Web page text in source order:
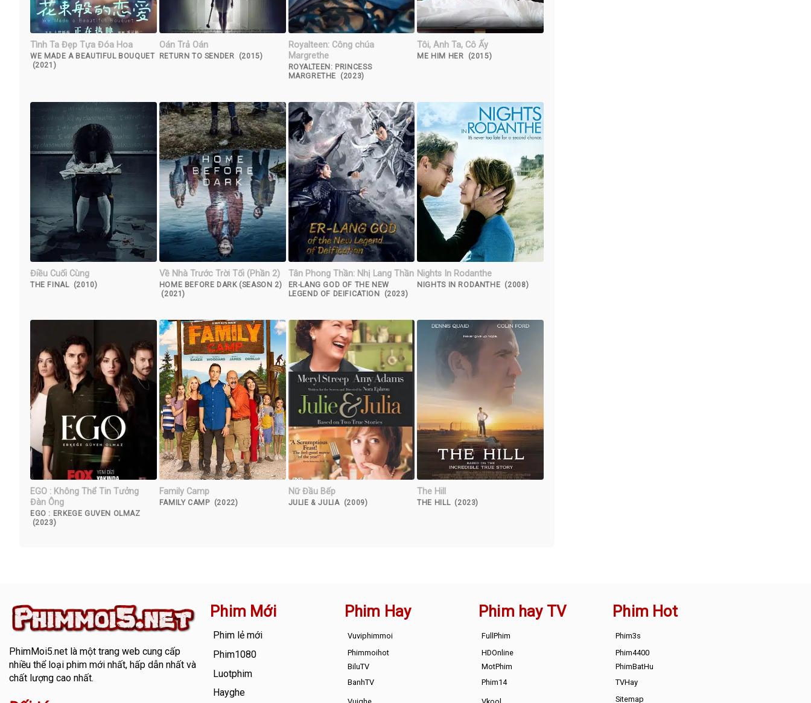
Tình Ta Đẹp Tựa Đóa Hoa
WE MADE A BEAUTIFUL BOUQUET
(2021)
Oán Trả Oán
RETURN TO SENDER (2015)
Royalteen: Công chúa
Margrethe
ROYALTEEN: PRINCESS
MARGRETHE (2023)
Tôi, Anh Ta, Cô Ấy
ME HIM HER (2015)
Điều Cuối Cùng
THE FINAL (2010)
Về Nhà Trước Trời Tối (Phần 2)
HOME BEFORE DARK (SEASON 2)
(2021)
Tân Phong Thần: Nhị Lang Thần
ER-LANG GOD OF THE NEW
LEGEND OF DEIFICATION (2023)
Nights In Rodanthe
NIGHTS IN RODANTHE (2008)
EGO : Không Thể Tin Tưởng
Đàn Ông
EGO : ERKEGE GUVEN OLMAZ
(2023)
Family Camp
FAMILY CAMP (2022)
Nữ Đầu Bếp
JULIE & JULIA (2009)
The Hill
THE HILL (2023)
PhimMoi5.netlà một trang web cung cấp
nhiều thể loại phim mới nhất, hấp dẫn nhất và
chất lượng cao nhất.
Phim Mới
Phim lẻ mới
Phim1080
Luotphim
Hayghe
Phim Hay
Vuviphimmoi
Phimmoihot
BiluTV
BanhTV
Phim hay TV
FullPhim
HDOnline
MotPhim
Phim14
Phim Hot
Phim3s
Phim4400
PhimBatHu
TVHay
Sitemap